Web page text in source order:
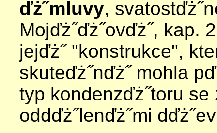
ďż˝mluvy,
Mojďż˝ďż˝ovďż˝, kap.
jejďż˝ "konstrukce",
skuteďż˝nďż˝ mohla
typ kondenzďż˝toru se
oddďż˝lenďż˝mi